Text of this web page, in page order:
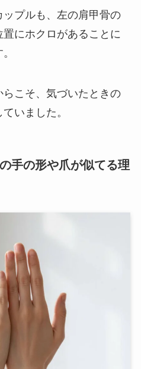
プルも、左の肩甲骨の
にホクロがあることに
こそ、気づいたときの
いました。
手の形や爪が似てる理